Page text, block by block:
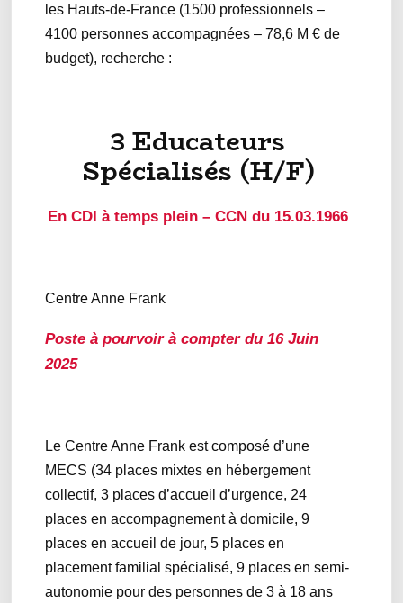
les Hauts-de-France (1500 professionnels –
4100 personnes accompagnées – 78,6 M € de
budget), recherche :
3 Educateurs
Spécialisés (H/F)
En CDI à temps plein – CCN du 15.03.1966
Centre Anne Frank
Poste à pourvoir à compter du 16 Juin
2025
Le Centre Anne Frank est composé d’une
MECS (34 places mixtes en hébergement
collectif, 3 places d’accueil d’urgence, 24
places en accompagnement à domicile, 9
places en accueil de jour, 5 places en
placement familial spécialisé, 9 places en semi-
autonomie pour des personnes de 3 à 18 ans